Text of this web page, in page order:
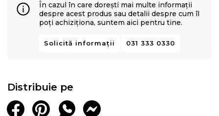
În cazul în care dorești mai multe informații
despre acest produs sau detalii despre cum îl
poți achiziționa, suntem aici pentru tine.
Solicită informații 031 333 0330
Distribuie pe